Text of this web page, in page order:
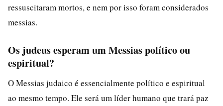
ressuscitaram mortos, e nem por isso foram considerados
messias.
Os judeus esperam um Messias político ou
espiritual?
O Messias judaico é essencialmente político e espiritual
ao mesmo tempo. Ele será um líder humano que trará paz